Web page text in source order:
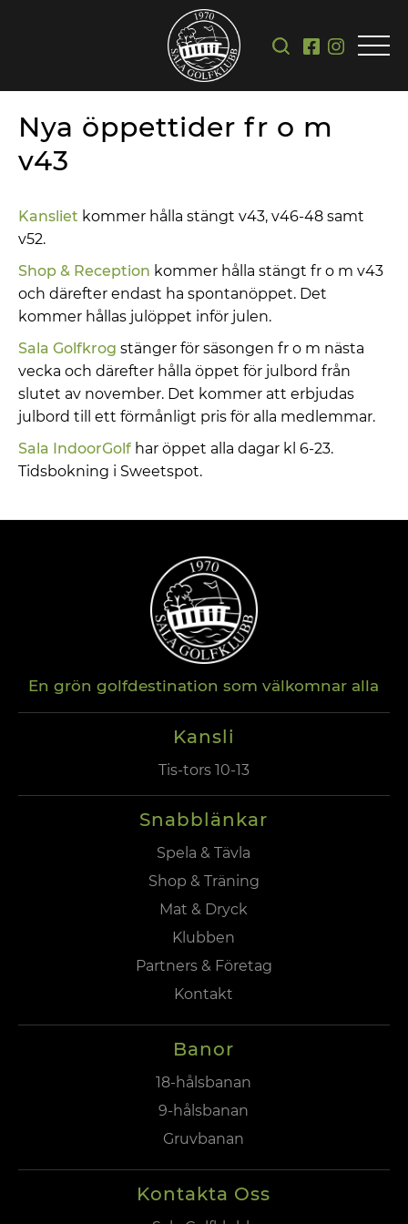
Nya öppettider fr o m
v43
Kansliet kommer hålla stängt v43, v46-48 samt
v52.
Shop & Reception kommer hålla stängt fr o m v43
och därefter endast ha spontanöppet. Det
kommer hållas julöppet inför julen.
Sala Golfkrog stänger för säsongen fr o m nästa
vecka och därefter hålla öppet för julbord från
slutet av november. Det kommer att erbjudas
julbord till ett förmånligt pris för alla medlemmar.
Sala IndoorGolf har öppet alla dagar kl 6-23.
Tidsbokning i Sweetspot.
En grön golfdestination som välkomnar alla
Kansli
Tis-tors 10-13
Snabblänkar
Spela & Tävla
Shop & Träning
Mat & Dryck
Klubben
Partners & Företag
Kontakt
Banor
18-hålsbanan
9-hålsbanan
Gruvbanan
Kontakta Oss